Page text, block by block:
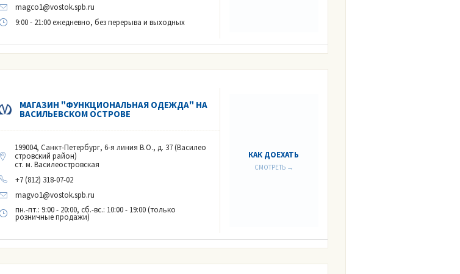
magco1@vostok.spb.ru
9:00 - 21:00 ежедневно, без перерыва и выходных
МАГАЗИН "ФУНКЦИОНАЛЬНАЯ ОДЕЖДА" НА
ВАСИЛЬЕВСКОМ ОСТРОВЕ
199004, Санкт-Петербург, 6-я линия В.О., д. 37 (Василео
стровский район)
ст. м. Василеостровская
+7 (812) 318-07-02
magvo1@vostok.spb.ru
пн.-пт.: 9:00 - 20:00, сб.-вс.: 10:00 - 19:00 (только
розничные продажи)
КАК ДОЕХАТЬ
СМОТРЕТЬ →